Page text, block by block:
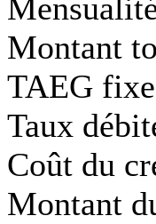
Montant
TAEG fixe
Taux
Coût du
Montant